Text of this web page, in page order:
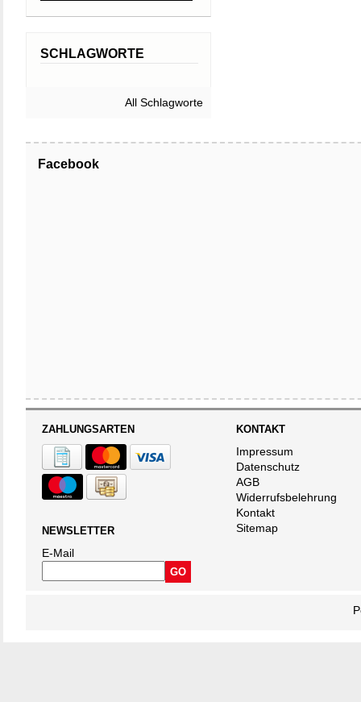
SCHLAGWORTE
All Schlagworte
Facebook
ZAHLUNGSARTEN
NEWSLETTER
E-Mail
KONTAKT
Impressum
Datenschutz
AGB
Widerrufsbelehrung
Kontakt
Sitemap